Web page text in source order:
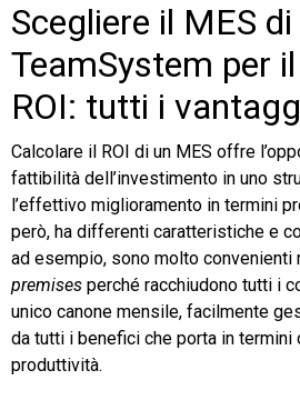
Scegliere il MES di
TeamSystem per
ROI: tutti i
Calcolare il ROI di un MES offre
fattibilità dell’investimento in uno
l’effettivo miglioramento in termini
però, ha differenti caratteristiche e
ad esempio, sono molto
premises perché racchiudono tutti i
unico canone mensile, facilmente
da tutti i benefici che porta in
produttività.